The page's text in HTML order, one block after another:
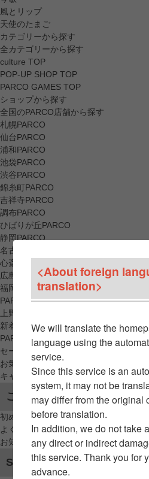
風とリップ
天使のたまご
カテゴリーから探す
全カテゴリーから探す
culture TOP
POP-UP SHOP TOP
PARCO GAMES TOP
ショップから探す
全国のPARCO店舗から探す
札幌PARCO
仙台PARCO
浦和PARCO
池袋PARCO
渋谷PARCO
錦糸町PARCO
吉祥寺PARCO
調布PARCO
ひばりが丘PARCO
静岡PARCO
名古屋PARCO
心斎橋PARCO
広島PARCO
福岡PARCO
PARCO_ya
上野
新着アイテムから探す
PARCO限定アイテムから探す
セールアイテムから探す
お気に入りから探す
キャンペーン/クーポン対象から探す
ご利用案内
初めてのお客様へ
よくあるご質問 / お問い合わせ
お知らせ
SNSアカウント
<About foreign
translation>
We will translate the
language using the
service.
Since this service is an
system, it may not be
may differ from the original
before translation.
In addition, we do not take
any direct or indirect
this service. Thank you for
advance.